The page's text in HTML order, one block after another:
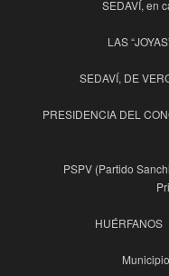
SEDAVÍ, en
LAS
SEDAVÍ, DE
PRESIDENCIA DEL
PSPV (Partido
HUÉRFANOS